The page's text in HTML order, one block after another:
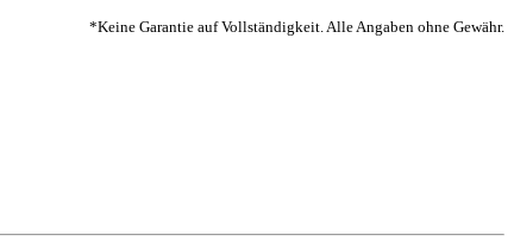
*Keine Garantie auf Vollständigkeit. Alle Angaben ohne Gewähr.